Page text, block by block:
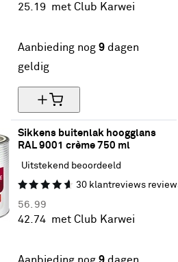
25. 19 met Club Karwei
Aanbieding nog 9 dagen
geldig
Sikkens buitenlak hoogglans
RAL 9001 crème 750 ml
Uitstekend beoordeeld
30 klantreviews
56. 99
42. 74 met Club Karwei